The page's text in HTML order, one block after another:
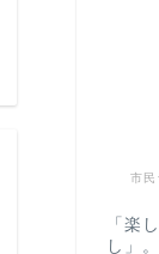
市
「楽
し」